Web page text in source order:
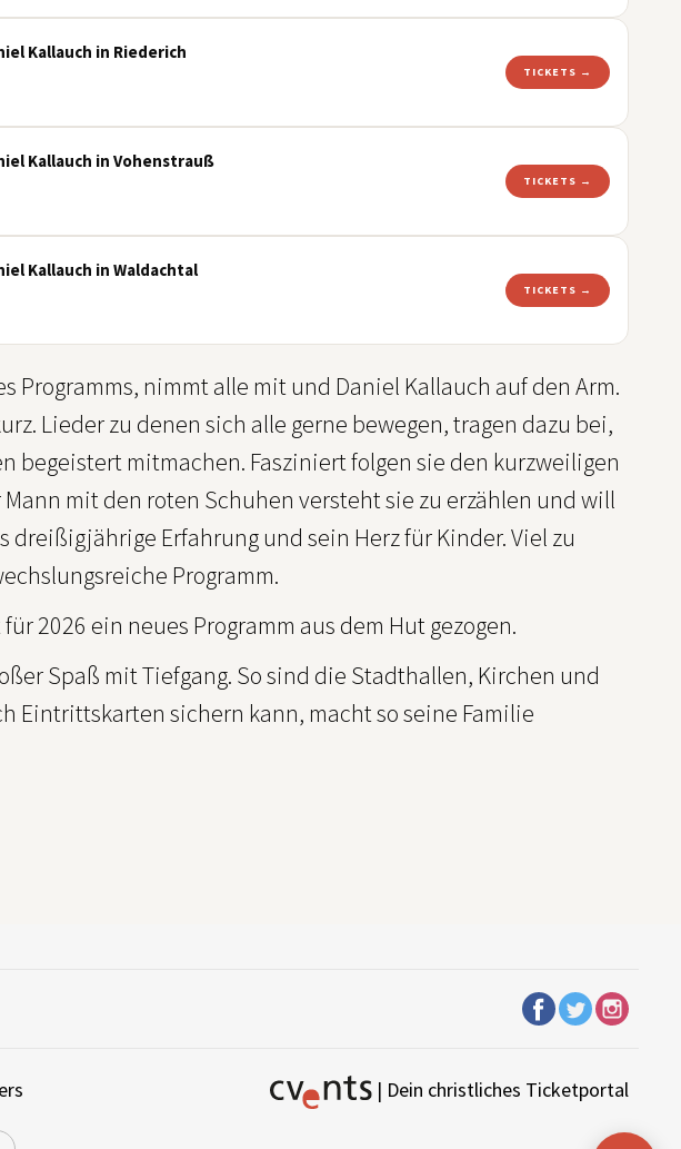
Kallauch in Riederich
TICKETS →
Kallauch in Vohenstrauß
TICKETS →
Kallauch in Waldachtal
TICKETS →
Programms, nimmt alle mit und Daniel Kallauch auf den Arm.
Lieder zu denen sich alle gerne bewegen, tragen dazu bei,
begeistert mitmachen. Fasziniert folgen sie den kurzweiligen
mit den roten Schuhen versteht sie zu erzählen und will
dreißigjährige Erfahrung und sein Herz für Kinder. Viel zu
Programm.
2026 ein neues Programm aus dem Hut gezogen.
Spaß mit Tiefgang. So sind die Stadthallen, Kirchen und
Eintrittskarten sichern kann, macht so seine Familie
| Dein christliches Ticketportal